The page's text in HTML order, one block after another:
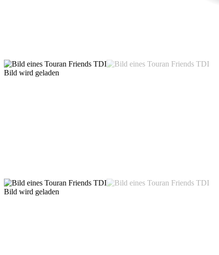
Bild wird geladen
Bild wird geladen